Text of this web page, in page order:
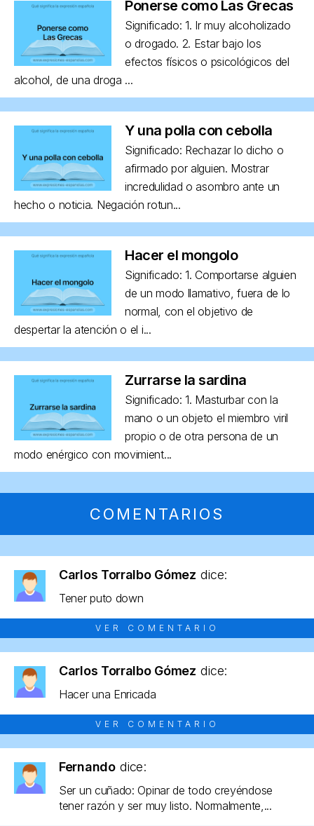
Ponerse como Las Grecas
Significado: 1. Ir muy alcoholizado
o drogado. 2. Estar bajo los
efectos físicos o psicológicos del
alcohol, de una droga ...
Y una polla con cebolla
Significado: Rechazar lo dicho o
afirmado por alguien. Mostrar
incredulidad o asombro ante un
hecho o noticia. Negación rotun...
Hacer el mongolo
Significado: 1. Comportarse alguien
de un modo llamativo, fuera de lo
normal, con el objetivo de
despertar la atención o el i...
Zurrarse la sardina
Significado: 1. Masturbar con la
mano o un objeto el miembro viril
propio o de otra persona de un
modo enérgico con movimient...
COMENTARIOS
Carlos Torralbo Gómez dice:
Tener puto down
VER COMENTARIO
Carlos Torralbo Gómez dice:
Hacer una Enricada
VER COMENTARIO
Fernando dice:
Ser un cuñado: Opinar de todo creyéndose
tener razón y ser muy listo. Normalmente,...